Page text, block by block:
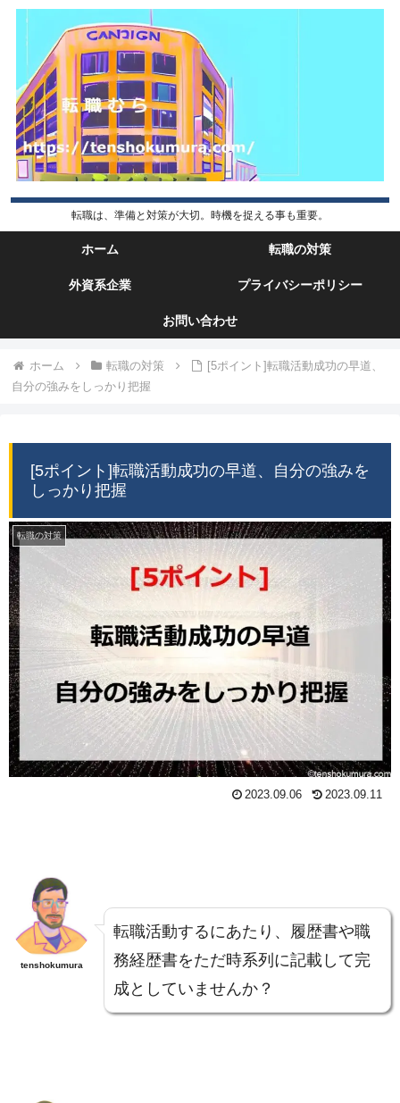
転職は、準備と対策が大切。時機を捉える事も重要。
ホーム 転職の対策
外資系企業 プライバシーポリシー
お問い合わせ
ホーム 転職の対策
[5ポイント]転職活動成功の早道、
自分の強みをしっかり把握
[5ポイント]転職活動成功の早道、自分の強みを
しっかり把握
転職の対策
2023.09.06 2023.09.11
tenshokumura
転職活動するにあたり、履歴書や職
務経歴書をただ時系列に記載して完
成としていませんか？